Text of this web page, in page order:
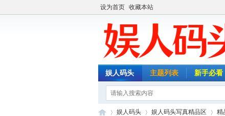
设为首页 收藏本站
娱人码头 主题列表 新手必看
娱人码头 娱人码头写真精品区 精